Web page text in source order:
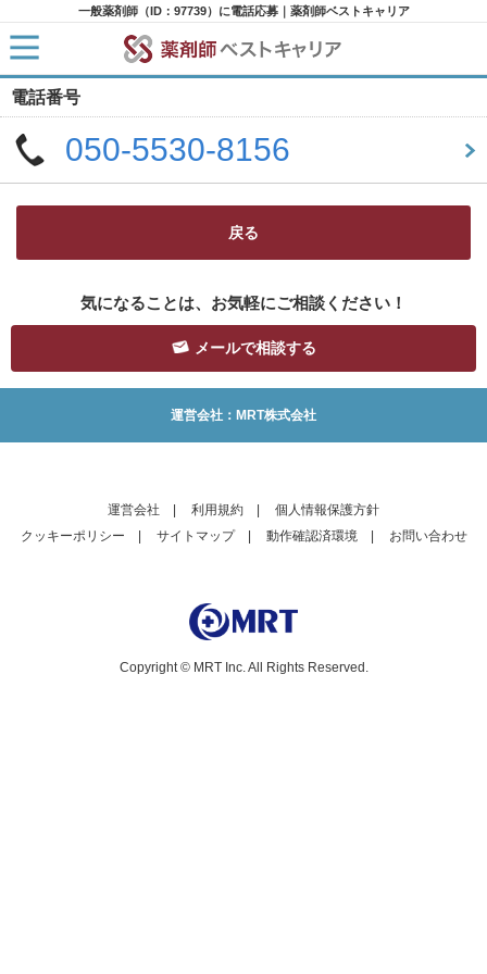
一般薬剤師（ID：97739）に電話応募｜薬剤師ベストキャリア
電話番号
050-5530-8156
戻る
気になることは、お気軽にご相談ください！
メールで相談する
運営会社：MRT株式会社
運営会社 利用規約
個人情報保護方針
クッキーポリシー
サイトマップ| 動作確認済環境| お問い合わせ
Copyright © MRT Inc. All Rights Reserved.
HOME
求人検索
新着求人
求人ランキング
キャリアアドバイザー紹介
コラム